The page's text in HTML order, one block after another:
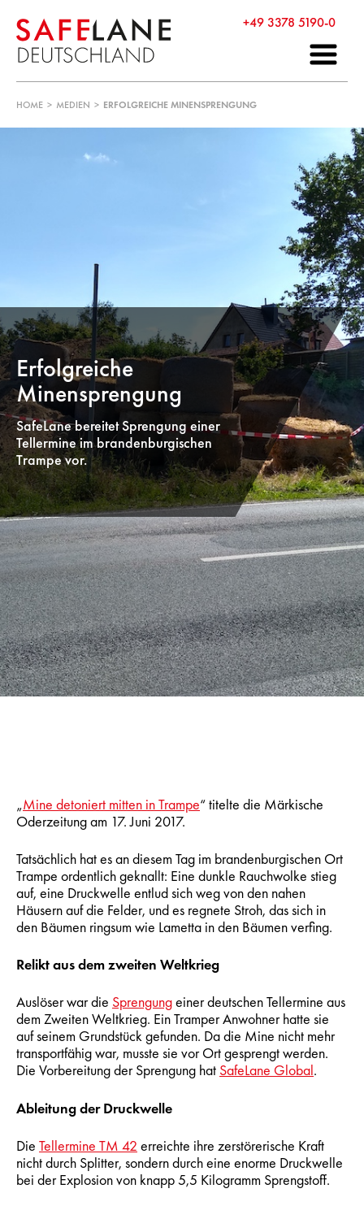
+49 3378 5190-0
HOME > MEDIEN > ERFOLGREICHE MINENSPRENGUNG
Erfolgreiche
Minensprengung
SafeLane bereitet Sprengung einer
Tellermine im brandenburgischen
Trampe vor.
„Mine detoniert mitten in Trampe“ titelte die Märkische
Oderzeitung am 17. Juni 2017.
Tatsächlich hat es an diesem Tag im brandenburgischen Ort
Trampe ordentlich geknallt: Eine dunkle Rauchwolke stieg
auf, eine Druckwelle entlud sich weg von den nahen
Häusern auf die Felder, und es regnete Stroh, das sich in
den Bäumen ringsum wie Lametta in den Bäumen verfing.
Relikt aus dem zweiten Weltkrieg
Auslöser war die Sprengungeiner deutschen Tellermine aus
dem Zweiten Weltkrieg. Ein Tramper Anwohner hatte sie
auf seinem Grundstück gefunden. Da die Mine nicht mehr
transportfähig war, musste sie vor Ort gesprengt werden.
Die Vorbereitung der Sprengung hat SafeLane Global.
Ableitung der Druckwelle
Die Tellermine TM 42 erreichte ihre zerstörerische Kraft
nicht durch Splitter, sondern durch eine enorme Druckwelle
bei der Explosion von knapp 5,5 Kilogramm Sprengstoff.